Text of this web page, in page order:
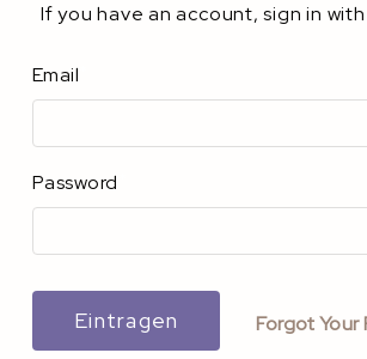
If you have an account, sign in
Email
Password
Eintragen Forgot Your